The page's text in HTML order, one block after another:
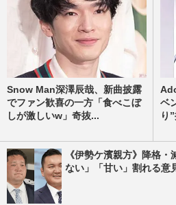
Snow Man深澤辰哉、新曲披露
でファン歓喜の一方「食べこぼ
しが激しいw」奇抜...
ベ
り
《伊勢ケ濱親方》降格
ない」「甘い」割れる意